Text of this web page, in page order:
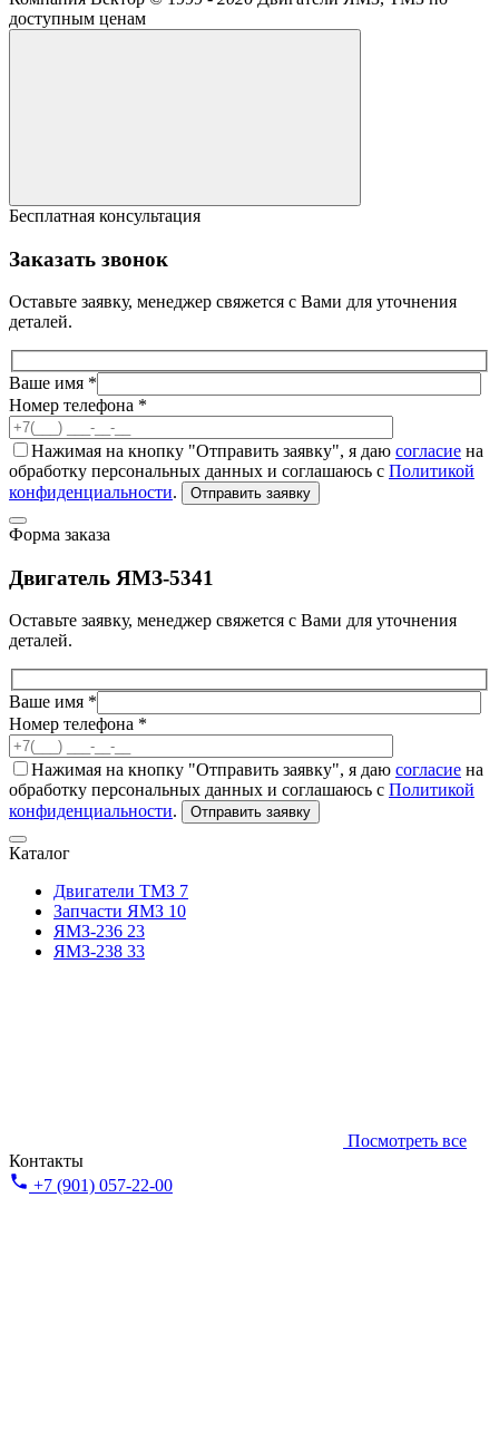
доступным ценам
Бесплатная консультация
Заказать звонок
Оставьте заявку, менеджер свяжется с Вами для уточнения
деталей.
Ваше имя *
Номер телефона *
Нажимая на кнопку "Отправить заявку", я даю согласие на
обработку персональных данных и соглашаюсь с Политикой
конфиденциальности. Отправить заявку
Форма заказа
Двигатель ЯМЗ-5341
Оставьте заявку, менеджер свяжется с Вами для уточнения
деталей.
Ваше имя *
Номер телефона *
Нажимая на кнопку "Отправить заявку", я даю согласие на
обработку персональных данных и соглашаюсь с Политикой
конфиденциальности. Отправить заявку
Каталог
Двигатели ТМЗ 7
Запчасти ЯМЗ 10
ЯМЗ-236 23
ЯМЗ-238 33
Посмотреть все
Контакты
+7 (901) 057-22-00